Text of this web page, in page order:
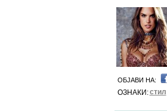
ОБЈАВИ НА:
ОЗНАКИ:стил